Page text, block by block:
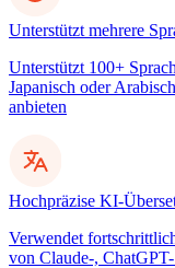
Unterstützt mehrere
Unterstützt 100+
Japanisch oder
anbieten
Hochpräzise KI-
Verwendet
von Claude-,